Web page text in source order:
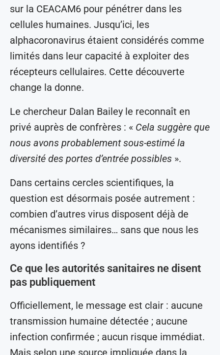
sur la CEACAM6 pour pénétrer dans les
cellules humaines. Jusqu’ici, les
alphacoronavirus étaient considérés comme
limités dans leur capacité à exploiter des
récepteurs cellulaires. Cette découverte
change la donne.
Le chercheur Dalan Bailey le reconnaît en
privé auprès de confrères : « Cela suggère que
nous avons probablement sous-estimé la
diversité des portes d’entrée possibles ».
Dans certains cercles scientifiques, la
question est désormais posée autrement :
combien d’autres virus disposent déjà de
mécanismes similaires… sans que nous les
ayons identifiés ?
Ce que les autorités sanitaires ne disent
pas publiquement
Officiellement, le message est clair : aucune
transmission humaine détectée ; aucune
infection confirmée ; aucun risque immédiat.